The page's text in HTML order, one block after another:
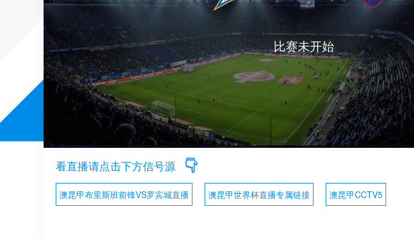
比赛未开始
看直播请点击下方信号源
澳昆甲布里斯班前锋VS罗宾城直播 澳昆甲世界杯直播专属链接 澳昆甲CCTV5